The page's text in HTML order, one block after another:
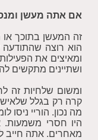
אם אתה מעשן
זה המעשן בתוכך
הוא רוצה שהתודעה
ומאיצים את
ושתיינים מתקשים
ומשום שלחיות זה
קרה רק בגלל שלאיש
מה נכון. הוריי
היו חסרי
מאחרים. אתה חייב